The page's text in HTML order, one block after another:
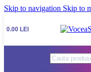
Skip to navigation Skip to
0.00 LEI